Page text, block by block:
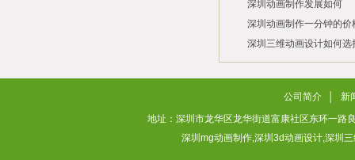
2026/07/21
2026/03/10
深圳动画制作发展如何
2026/03/03
深圳动画制作一分钟的价
2026/02/28
深圳三维动画设计如何选
2026/02/02
公司简介
新
地址：深圳市龙华区龙华街道富康社区东环一
深圳mg动画制作,深圳3d动画设计,深圳